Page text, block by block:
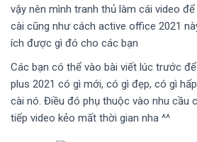
vậy nên mình tranh thủ làm cái video
cài cũng như cách active office 2021
ích được gì đó cho các bạn
Các bạn có thể vào bài viết lúc trước
plus 2021 có gì mới, có gì đẹp, có gì
cài nó. Điều đó phụ thuộc vào nhu cầu
tiếp video kẻo mất thời gian nha ^^